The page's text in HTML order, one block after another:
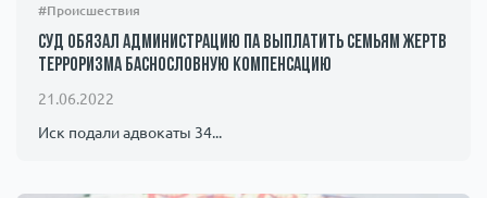
#Происшествия
Суд обязал администрацию ПА выплатить семьям жертв
терроризма баснословную компенсацию
21.06.2022
Иск подали адвокаты 34...